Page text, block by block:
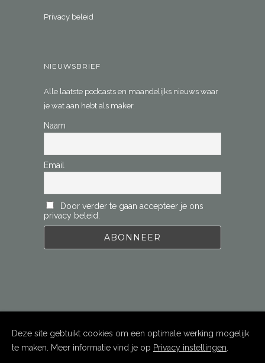
Privacy beleid
NIEUWSBRIEF
Alle laatste podcasts en maandelijks nieuws waar
je wat aan hebt als maker.
Naam
Email
Door verder te gaan accepteer je ons
privacy beleid.
Deze site gebtuikt cookies om een optimale werking mogelijk
te maken. Meer informatie vind je op Privacy instellingen